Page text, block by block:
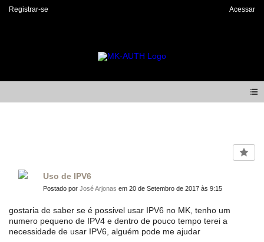
Registrar-se Acessar
Uso de IPV6
Postado por José Arjonas em 20 de Setembro de 2017 às 9:15
gostaria de saber se é possivel usar IPV6 no MK, tenho um
numero pequeno de IPV4 e dentro de pouco tempo terei a
necessidade de usar IPV6, alguém pode me ajudar